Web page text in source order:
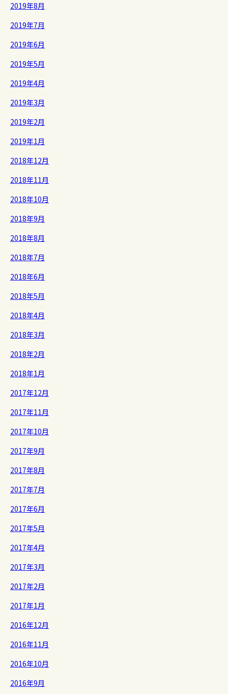
2019年8月
2019年7月
2019年6月
2019年5月
2019年4月
2019年3月
2019年2月
2019年1月
2018年12月
2018年11月
2018年10月
2018年9月
2018年8月
2018年7月
2018年6月
2018年5月
2018年4月
2018年3月
2018年2月
2018年1月
2017年12月
2017年11月
2017年10月
2017年9月
2017年8月
2017年7月
2017年6月
2017年5月
2017年4月
2017年3月
2017年2月
2017年1月
2016年12月
2016年11月
2016年10月
2016年9月